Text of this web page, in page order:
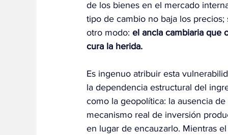
de los bienes en el mercado
tipo de cambio no baja los
otro modo: el ancla cambiaria que
cura la herida.
Es ingenuo atribuir esta
la dependencia estructural del
como la geopolítica: la ausencia
mecanismo real de inversión
en lugar de encauzarlo. Mientras